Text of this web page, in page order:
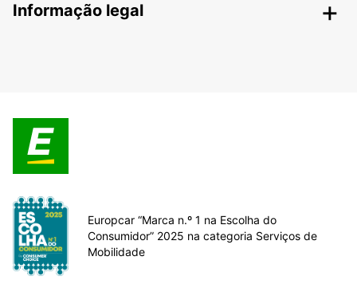
Informação legal
Europcar “Marca n.º 1 na Escolha do
Consumidor” 2025 na categoria Serviços de
Mobilidade